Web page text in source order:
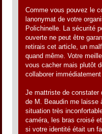
Comme vous pouvez le
lanonymat de votre
Polichinelle. La sécurité
ouverte ne peut être
retirais cet article, un
quand même. Votre
vous cacher mais plutôt
collaborer
Je mattriste de
de M. Beaudin me laisse
situation très
caméra, les bras croisé
si votre identité était un